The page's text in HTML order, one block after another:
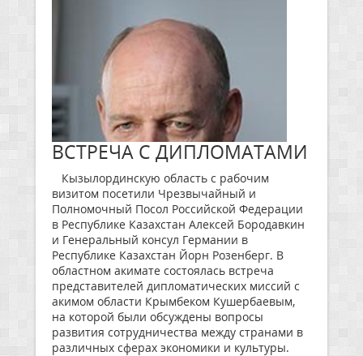
ВСТРЕЧА С ДИПЛОМАТАМИ
Кызылординскую область с рабочим
визитом посетили Чрезвычайный и
Полномочный Посол Российской Федерации
в Республике Казахстан Алексей Бородавкин
и Генеральный консул Германии в
Республике Казахстан Йорн Розенберг. В
областном акимате состоялась встреча
представителей дипломатических миссий с
акимом области Крымбеком Кушербаевым,
на которой были обсуждены вопросы
развития сотрудничества между странами в
различных сферах экономики и культуры.